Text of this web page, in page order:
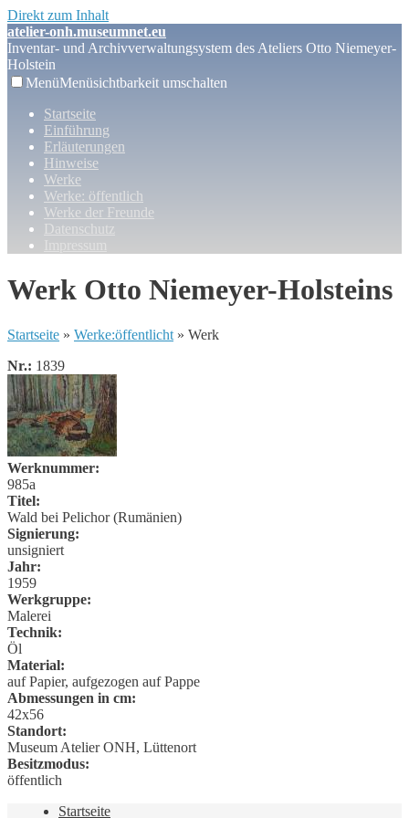
Direkt zum Inhalt
atelier-onh.museumnet.eu
Inventar- und Archivverwaltungsystem des Ateliers Otto Niemeyer-
Holstein
MenüMenüsichtbarkeit umschalten
Startseite
Einführung
Erläuterungen
Hinweise
Werke
Werke: öffentlich
Werke der Freunde
Datenschutz
Impressum
Werk Otto Niemeyer-Holsteins
Startseite » Werke:öffentlicht » Werk
Nr.: 1839
Werknummer:
985a
Titel:
Wald bei Pelichor (Rumänien)
Signierung:
unsigniert
Jahr:
1959
Werkgruppe:
Malerei
Technik:
Öl
Material:
auf Papier, aufgezogen auf Pappe
Abmessungen in cm:
42x56
Standort:
Museum Atelier ONH, Lüttenort
Besitzmodus:
öffentlich
Startseite